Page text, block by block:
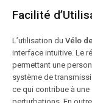
Facilité
L’utilisation du Vélo
interface intuitive. Le
permettant une
système de
ce qui contribue à une